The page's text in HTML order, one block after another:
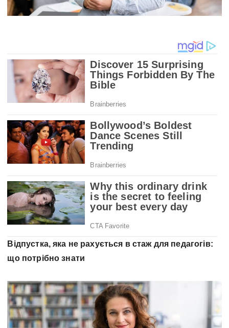
Відпустка, яка не рахується в стаж для педагогів:
що потрібно знати